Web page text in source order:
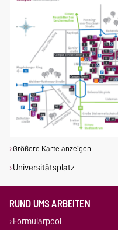
Größere Karte anzeigen
Universitätsplatz
RUND UMS ARBEITEN
Formularpool